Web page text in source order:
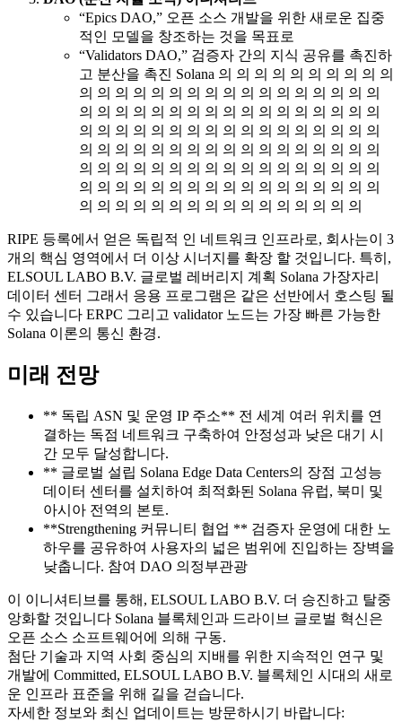
“Epics DAO,” 오픈 소스 개발을 위한 새로운 집중
적인 모델을 창조하는 것을 목표로
“Validators DAO,” 검증자 간의 지식 공유를 촉진하
고 분산을 촉진 Solana 의 의 의 의 의 의 의 의 의 의
의 의 의 의 의 의 의 의 의 의 의 의 의 의 의 의 의
의 의 의 의 의 의 의 의 의 의 의 의 의 의 의 의 의
의 의 의 의 의 의 의 의 의 의 의 의 의 의 의 의 의
의 의 의 의 의 의 의 의 의 의 의 의 의 의 의 의 의
의 의 의 의 의 의 의 의 의 의 의 의 의 의 의 의 의
의 의 의 의 의 의 의 의 의 의 의 의 의 의 의 의 의
의 의 의 의 의 의 의 의 의 의 의 의 의 의 의 의
RIPE 등록에서 얻은 독립적 인 네트워크 인프라로, 회사는이 3
개의 핵심 영역에서 더 이상 시너지를 확장 할 것입니다. 특히,
ELSOUL LABO B.V. 글로벌 레버리지 계획 Solana 가장자리
데이터 센터 그래서 응용 프로그램은 같은 선반에서 호스팅 될
수 있습니다 ERPC 그리고 validator 노드는 가장 빠른 가능한
Solana 이론의 통신 환경.
미래 전망
** 독립 ASN 및 운영 IP 주소** 전 세계 여러 위치를 연
결하는 독점 네트워크 구축하여 안정성과 낮은 대기 시
간 모두 달성합니다.
** 글로벌 설립 Solana Edge Data Centers의 장점 고성능
데이터 센터를 설치하여 최적화된 Solana 유럽, 북미 및
아시아 전역의 본토.
**Strengthening 커뮤니티 협업 ** 검증자 운영에 대한 노
하우를 공유하여 사용자의 넓은 범위에 진입하는 장벽을
낮춥니다. 참여 DAO 의정부관광
이 이니셔티브를 통해, ELSOUL LABO B.V. 더 승진하고 탈중
앙화할 것입니다 Solana 블록체인과 드라이브 글로벌 혁신은
오픈 소스 소프트웨어에 의해 구동.
첨단 기술과 지역 사회 중심의 지배를 위한 지속적인 연구 및
개발에 Committed, ELSOUL LABO B.V. 블록체인 시대의 새로
운 인프라 표준을 위해 길을 걷습니다.
자세한 정보와 최신 업데이트는 방문하시기 바랍니다: